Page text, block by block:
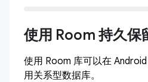
使用 Room 持久保
使用 Room 库可以在
用关系型数据库。